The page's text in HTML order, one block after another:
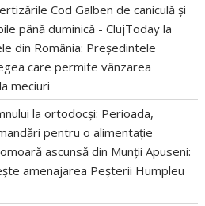
Cod Galben de caniculă și
până duminică - ClujToday la
din România: Președintele
care permite vânzarea
meciuri
la ortodocși: Perioada,
pentru o alimentație
ascunsă din Munții Apuseni:
amenajarea Peșterii Humpleu